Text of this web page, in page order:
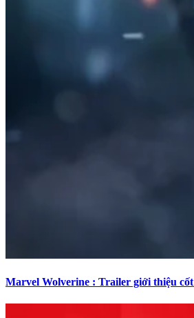
Marvel Wolverine : Trailer giới thiệu